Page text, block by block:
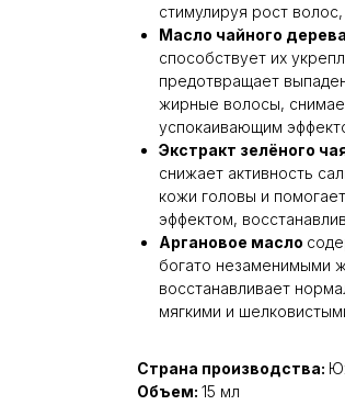
стимулируя рост
Масло чайного дерева
способствует их
предотвращает
жирные волосы,
успокаивающим
Экстракт зелёного
снижает активность
кожи головы и
эффектом,
Аргановое масло
богато незаменимыми
восстанавливает
мягкими и
Страна производства:
Объем: 15 мл